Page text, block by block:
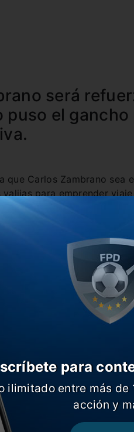
será
puso el gancho
que Carlos Zambrano sea
para emprender viaje
por Miguel Ángel
Kiev de Ucrania.
peruano firmaría un
Jorge Amor Ameal
la ficha del jugador de
reciente partida de Paolo
el recambio que
(suspendido por la
Junior Alonso. ¿Te gusta el
para
ilimitado entre más
acción y